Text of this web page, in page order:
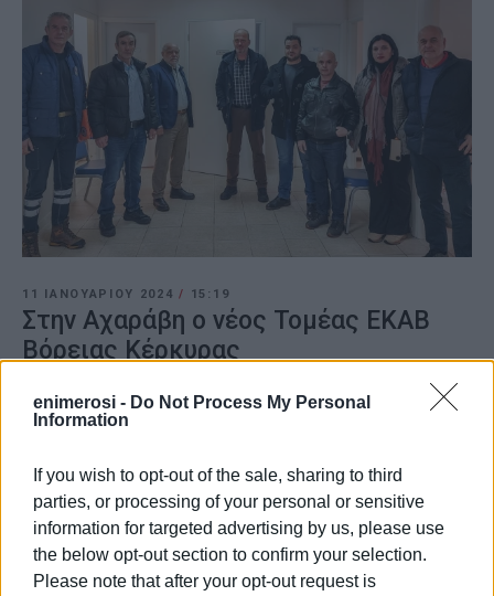
enimerosi - Do Not Process My Personal
Information
If you wish to opt-out of the sale, sharing to third
parties, or processing of your personal or sensitive
information for targeted advertising by us, please use
the below opt-out section to confirm your selection.
Please note that after your opt-out request is
11 ΙΑΝΟΥΑΡΊΟΥ 2024/ 15:19
Στην Αχαράβη ο νέος Τομέας ΕΚΑΒ
Βόρειας Κέρκυρας
ΡΟΗ ΚΑΤΗΓΟΡΙΑΣ
20 ΙΟΥΝΊΟΥ 2023/13:37
Ομάδα Υγείας ΣΥΡΙΖΑ: EKAB ή
ΕυΚΑιριες για Business